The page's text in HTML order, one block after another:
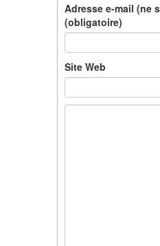
Adresse e-mail (ne
(obligatoire)
Site Web